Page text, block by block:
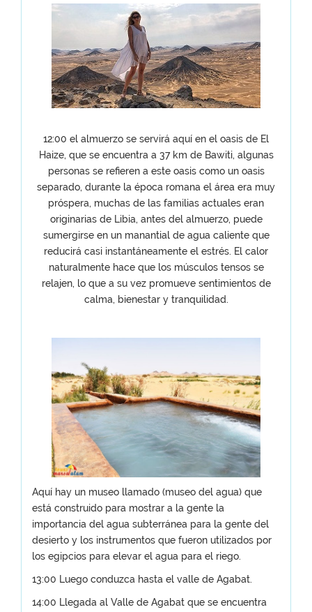
12:00 el almuerzo se servirá aquí en el oasis de El
Haize, que se encuentra a 37 km de Bawiti, algunas
personas se refieren a este oasis como un oasis
separado, durante la época romana el área era muy
próspera, muchas de las familias actuales eran
originarias de Libia, antes del almuerzo, puede
sumergirse en un manantial de agua caliente que
reducirá casi instantáneamente el estrés. El calor
naturalmente hace que los músculos tensos se
relajen, lo que a su vez promueve sentimientos de
calma, bienestar y tranquilidad.
Aquí hay un museo llamado (museo del agua) que
está construido para mostrar a la gente la
importancia del agua subterránea para la gente del
desierto y los instrumentos que fueron utilizados por
los egipcios para elevar el agua para el riego.
13:00 Luego conduzca hasta el valle de Agabat.
14:00 Llegada al Valle de Agabat que se encuentra